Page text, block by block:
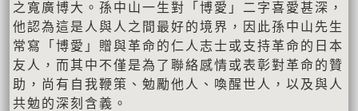
之寬廣博大。孫中山一生對「博愛」二字喜愛甚深，
他認為這是人與人之間最好的境界，因此孫中山先生
常寫「博愛」贈與革命的仁人志士或支持革命的日本
友人，而其中不僅是為了聯絡感情或表彰對革命的贊
助，尚有自我鞭策、勉勵他人、喚醒世人，以及與人
共勉的深刻含義。